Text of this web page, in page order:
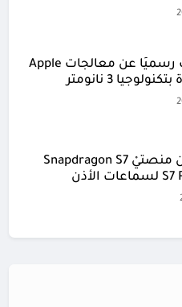
آبل تكشف رسميًا عن معالجات Apple
الكشف عن منصتيْ Snapdragon S7